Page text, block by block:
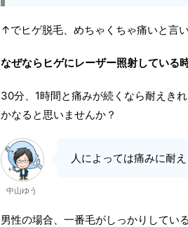
↑でヒゲ脱毛、めちゃくちゃ痛いと言
なぜならヒゲにレーザー照射している
30分、1時間と痛みが続くなら耐えき
かなると思いませんか？
中山ゆう
人によっては痛みに耐
男性の場合、一番毛がしっかりしてい